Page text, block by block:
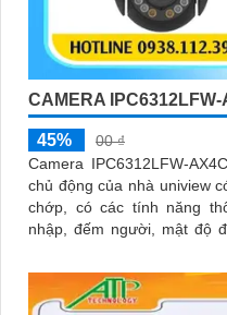
CAMERA
45%
00 ₫
Camera IPC6312LFW-
chủ động của nhà uniview
chớp, có các tính năng
nhập, đếm người, mật độ